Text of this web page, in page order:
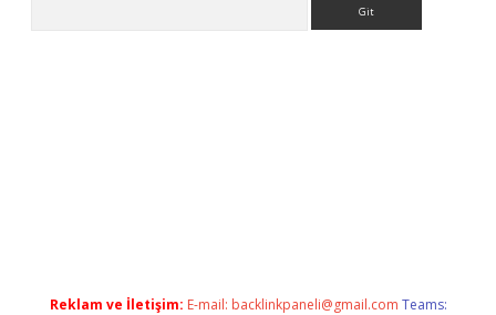
Reklam ve İletişim: E-mail: backlinkpaneli@gmail.com Teams: